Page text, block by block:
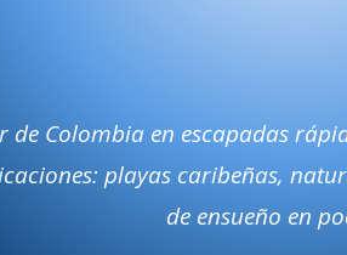
de Colombia en escapadas
playas caribeñas,
de ensueño en